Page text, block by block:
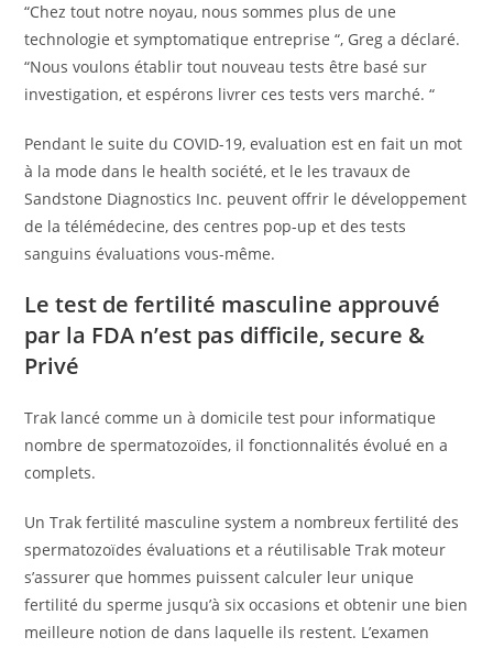
“Chez tout notre noyau, nous sommes plus de une
technologie et symptomatique entreprise “, Greg a déclaré.
“Nous voulons établir tout nouveau tests être basé sur
investigation, et espérons livrer ces tests vers marché. “
Pendant le suite du COVID-19, evaluation est en fait un mot
à la mode dans le health société, et le les travaux de
Sandstone Diagnostics Inc. peuvent offrir le développement
de la télémédecine, des centres pop-up et des tests
sanguins évaluations vous-même.
Le test de fertilité masculine approuvé
par la FDA n’est pas difficile, secure &
Privé
Trak lancé comme un à domicile test pour informatique
nombre de spermatozoïdes, il fonctionnalités évolué en a
complets.
Un Trak fertilité masculine system a nombreux fertilité des
spermatozoïdes évaluations et a réutilisable Trak moteur
s’assurer que hommes puissent calculer leur unique
fertilité du sperme jusqu’à six occasions et obtenir une bien
meilleure notion de dans laquelle ils restent. L’examen